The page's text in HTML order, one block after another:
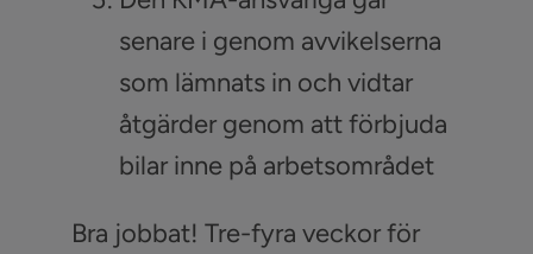
senare i genom avvikelserna
som lämnats in och vidtar
åtgärder genom att förbjuda
bilar inne på arbetsområdet
Bra jobbat! Tre-fyra veckor för